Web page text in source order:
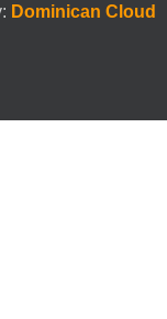
Dominican Cloud